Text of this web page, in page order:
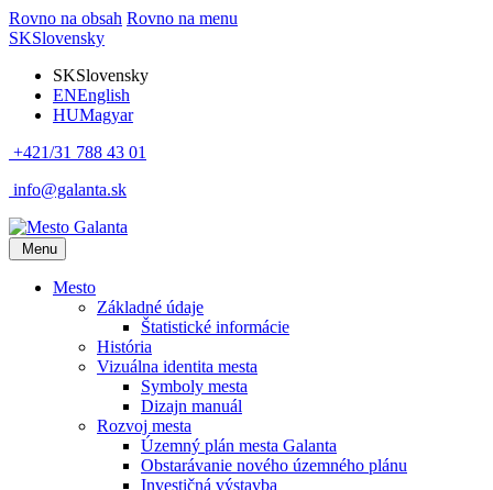
Rovno na obsah Rovno na menu
SKSlovensky
SKSlovensky
ENEnglish
HUMagyar
+421/31 788 43 01
info@galanta.sk
Menu
Mesto
Základné údaje
Štatistické informácie
História
Vizuálna identita mesta
Symboly mesta
Dizajn manuál
Rozvoj mesta
Územný plán mesta Galanta
Obstarávanie nového územného plánu
Investičná výstavba